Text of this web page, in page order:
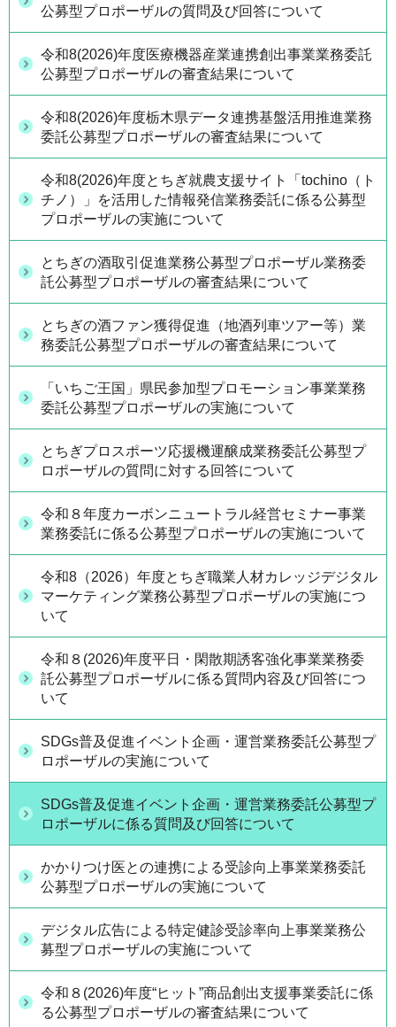
公募型プロポーザルの質問及び回答について
令和8(2026)年度医療機器産業連携創出事業業務委託
公募型プロポーザルの審査結果について
令和8(2026)年度栃木県データ連携基盤活用推進業務
委託公募型プロポーザルの審査結果について
令和8(2026)年度とちぎ就農支援サイト「tochino（ト
チノ）」を活用した情報発信業務委託に係る公募型
プロポーザルの実施について
とちぎの酒取引促進業務公募型プロポーザル業務委
託公募型プロポーザルの審査結果について
とちぎの酒ファン獲得促進（地酒列車ツアー等）業
務委託公募型プロポーザルの審査結果について
「いちご王国」県民参加型プロモーション事業業務
委託公募型プロポーザルの実施について
とちぎプロスポーツ応援機運醸成業務委託公募型プ
ロポーザルの質問に対する回答について
令和８年度カーボンニュートラル経営セミナー事業
業務委託に係る公募型プロポーザルの実施について
令和8（2026）年度とちぎ職業人材カレッジデジタル
マーケティング業務公募型プロポーザルの実施につ
いて
令和８(2026)年度平日・閑散期誘客強化事業業務委
託公募型プロポーザルに係る質問内容及び回答につ
いて
SDGs普及促進イベント企画・運営業務委託公募型プ
ロポーザルの実施について
SDGs普及促進イベント企画・運営業務委託公募型プ
ロポーザルに係る質問及び回答について
かかりつけ医との連携による受診向上事業業務委託
公募型プロポーザルの実施について
デジタル広告による特定健診受診率向上事業業務公
募型プロポーザルの実施について
令和８(2026)年度“ヒット”商品創出支援事業委託に係
る公募型プロポーザルの審査結果について